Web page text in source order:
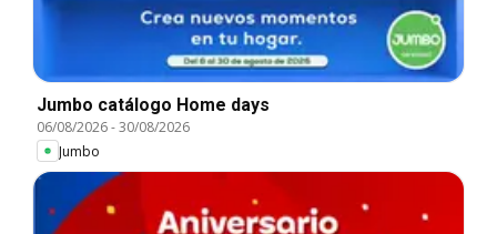
Jumbo catálogo Home days
06/08/2026-30/08/2026
Jumbo